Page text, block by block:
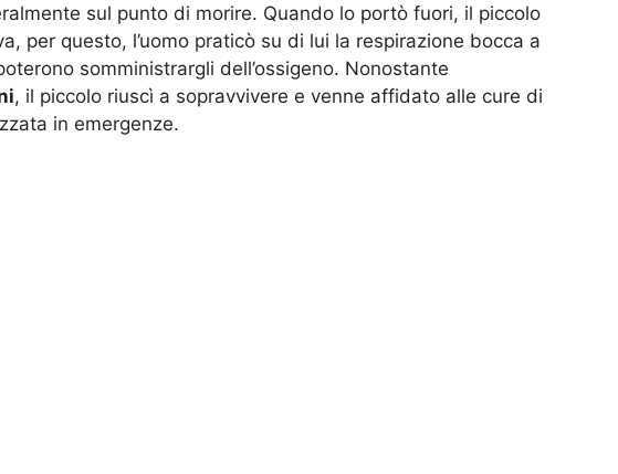
sul punto di morire. Quando lo portò fuori, il piccolo
per questo, l’uomo praticò su di lui la respirazione bocca a
somministrargli dell’ossigeno. Nonostante
, il piccolo riuscì a sopravvivere e venne affidato alle cure di
in emergenze.